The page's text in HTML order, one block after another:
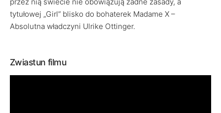
tytułowej „Girl” blisko do bohaterek Madame X –
Absolutna władczyni Ulrike Ottinger.
Zwiastun filmu